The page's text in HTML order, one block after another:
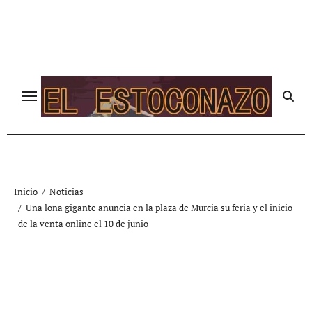
Inicio
Noticias
Una lona gigante anuncia en la plaza de Murcia su feria y el inicio
de la venta online el 10 de junio